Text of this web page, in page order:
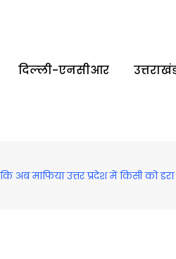
दिल्‍ली-एनसीआर
अब माफिया उत्तर प्रदेश में किसी को